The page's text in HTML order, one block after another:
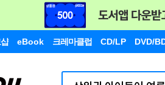
eBook 크레마클럽 CD/LP DVD/